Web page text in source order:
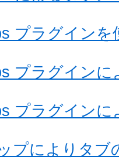
プラグイン
プラグイン
プラグイン
プによりタ